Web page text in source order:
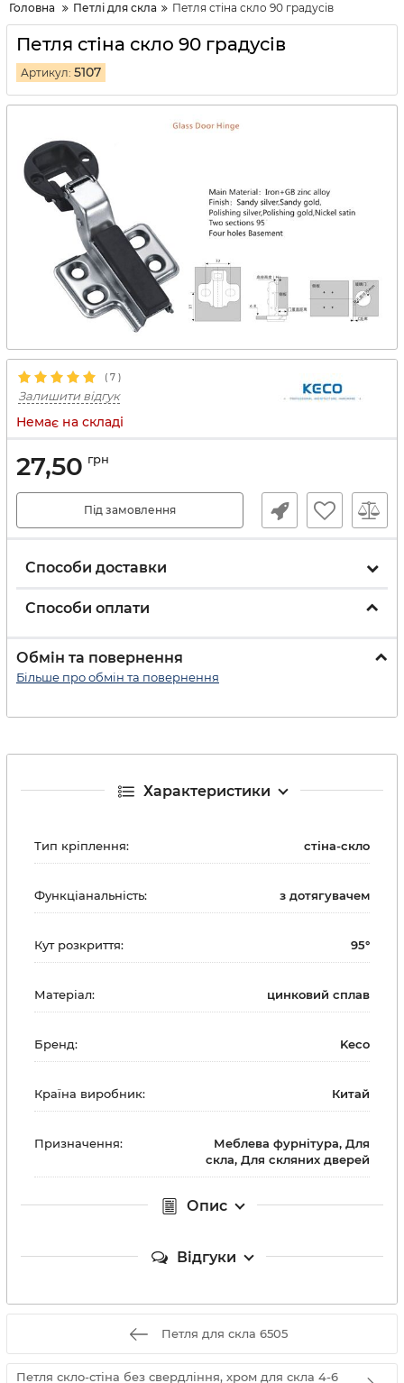
Головна Петлі для скла Петля стіна скло 90 градусів
Петля стіна скло 90 градусів
Артикул: 5107
( 7 )
Залишити відгук
Немає на складі
27,50 грн
Під замовлення
Способи доставки
Способи оплати
Обмін та повернення
Більше про обмін та повернення
Характеристики
Тип кріплення: стіна-скло
Функціанальність: з дотягувачем
Кут розкриття: 95°
Матеріал: цинковий сплав
Бренд: Keco
Країна виробник: Китай
Призначення:
Меблева фурнітура, Для
скла, Для скляних дверей
Опис
Відгуки
Петля для скла 6505
Петля скло-стіна без свердління, хром для скла 4-6